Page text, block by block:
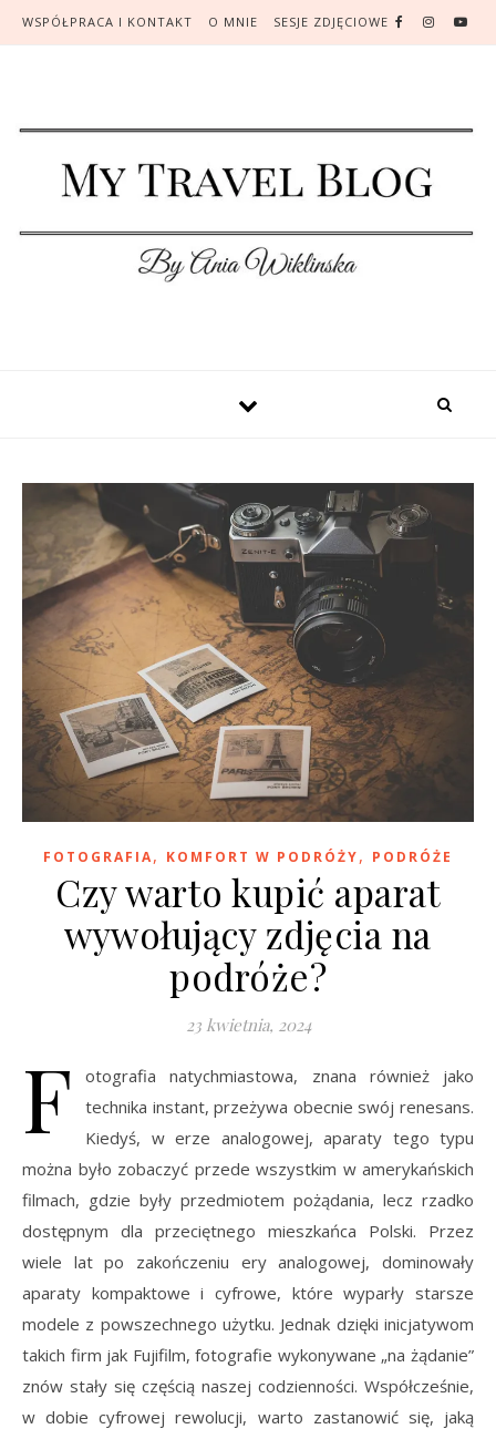
WSPÓŁPRACA I KONTAKT O MNIE SESJE ZDJĘCIOWE
FOTOGRAFIA, KOMFORT W PODRÓŻY, PODRÓŻE
Czy warto kupić aparat
wywołujący zdjęcia na
podróże?
23 kwietnia, 2024
F
otografia natychmiastowa, znana również jako
technika instant, przeżywa obecnie swój renesans.
Kiedyś, w erze analogowej, aparaty tego typu
można było zobaczyć przede wszystkim w amerykańskich
filmach, gdzie były przedmiotem pożądania, lecz rzadko
dostępnym dla przeciętnego mieszkańca Polski. Przez
wiele lat po zakończeniu ery analogowej, dominowały
aparaty kompaktowe i cyfrowe, które wyparły starsze
modele z powszechnego użytku. Jednak dzięki inicjatywom
takich firm jak Fujifilm, fotografie wykonywane „na żądanie”
znów stały się częścią naszej codzienności. Współcześnie,
w dobie cyfrowej rewolucji, warto zastanowić się, jaką